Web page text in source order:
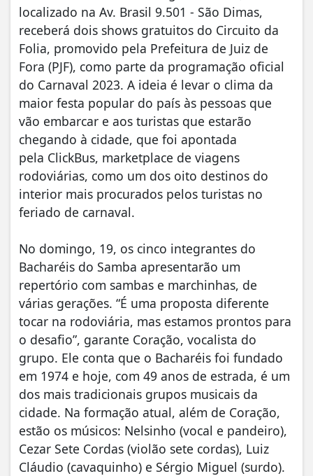
localizado na Av. Brasil 9.501 - São Dimas,
receberá dois shows gratuitos do Circuito da
Folia, promovido pela Prefeitura de Juiz de
Fora (PJF), como parte da programação oficial
do Carnaval 2023. A ideia é levar o clima da
maior festa popular do país às pessoas que
vão embarcar e aos turistas que estarão
chegando à cidade, que foi apontada
pela ClickBus, marketplace de viagens
rodoviárias, como um dos oito destinos do
interior mais procurados pelos turistas no
feriado de carnaval.
No domingo, 19, os cinco integrantes do
Bacharéis do Samba apresentarão um
repertório com sambas e marchinhas, de
várias gerações. “É uma proposta diferente
tocar na rodoviária, mas estamos prontos para
o desafio”, garante Coração, vocalista do
grupo. Ele conta que o Bacharéis foi fundado
em 1974 e hoje, com 49 anos de estrada, é um
dos mais tradicionais grupos musicais da
cidade. Na formação atual, além de Coração,
estão os músicos: Nelsinho (vocal e pandeiro),
Cezar Sete Cordas (violão sete cordas), Luiz
Cláudio (cavaquinho) e Sérgio Miguel (surdo).